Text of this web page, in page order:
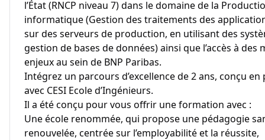
l’État (RNCP niveau 7) dans le domaine de la
informatique (Gestion des traitements des
sur des serveurs de production, en utilisant des
gestion de bases de données) ainsi que l’accès à des
enjeux au sein de BNP Paribas.
Intégrez un parcours d’excellence de 2 ans, conçu
avec CESI Ecole d’Ingénieurs.
Il a été conçu pour vous offrir une formation avec :
Une école renommée, qui propose une pédagogie
renouvelée, centrée sur l’employabilité et la réussite,